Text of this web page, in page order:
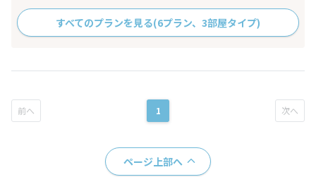
すべてのプランを見る(6プラン、3部屋タイプ)
1
ページ上部へ